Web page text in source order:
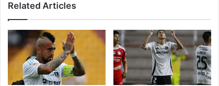
Primera
Related Articles